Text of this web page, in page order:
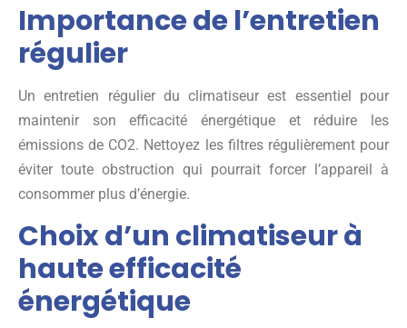
Importance de l’entretien
régulier
Un entretien régulier du climatiseur est essentiel pour
maintenir son efficacité énergétique et réduire les
émissions de CO2. Nettoyez les filtres régulièrement pour
éviter toute obstruction qui pourrait forcer l’appareil à
consommer plus d’énergie.
Choix d’un climatiseur à
haute efficacité
énergétique